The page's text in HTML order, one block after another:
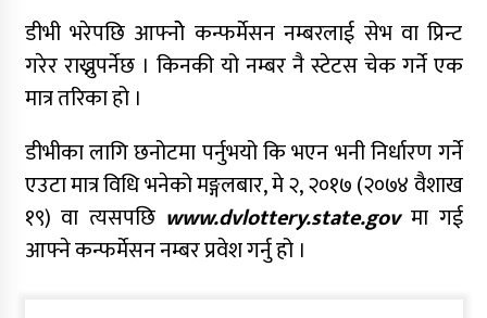
डीभी भरेपछि आफ्नोे कन्फर्मेसन नम्बरलाई सेभ वा प्रिन्ट
गरेर राख्नुपर्नेछ । किनकी यो नम्बर नै स्टेटस चेक गर्ने एक
मात्र तरिका हो ।
डीभीका लागि छनोटमा पर्नुभयो कि भएन भनी निर्धारण गर्ने
एउटा मात्र विधि भनेको मङ्गलबार, मे २, २०१७ (२०७४ वैशाख
१९) वा त्यसपछि www.dvlottery.state.govमा गई
आफ्ने कन्फर्मेसन नम्बर प्रवेश गर्नु हो ।